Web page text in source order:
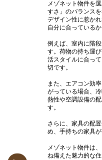
メゾネット物件を
すさ」のバランス
デザイン性に惹か
自分に合っている
例えば、室内に階
す。荷物の持ち運
活スタイルに合っ
切です。
また、エアコン効
がっている場合、
熱性や空調設備の
す。
さらに、家具の配
め、手持ちの家具
メゾネット物件は
ね備えた魅力的な